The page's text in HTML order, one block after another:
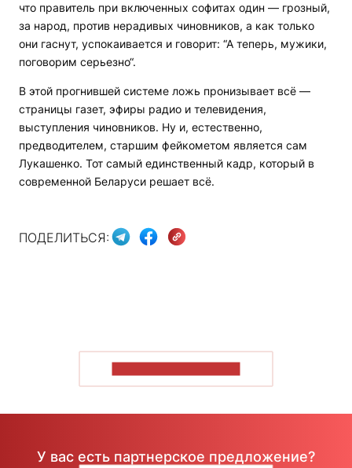
что правитель при включенных софитах один — грозный,
за народ, против нерадивых чиновников, а как только
они гаснут, успокаивается и говорит: “А теперь, мужики,
поговорим серьезно“.
В этой прогнившей системе ложь пронизывает всё —
страницы газет, эфиры радио и телевидения,
выступления чиновников. Ну и, естественно,
предводителем, старшим фейкометом является сам
Лукашенко. Тот самый единственный кадр, который в
современной Беларуси решает всё.
ПОДЕЛИТЬСЯ:
У вас есть партнерское предложение?